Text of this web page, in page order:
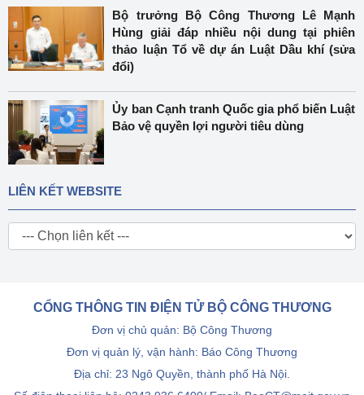
Bộ trưởng Bộ Công Thương Lê Mạnh
Hùng giải đáp nhiều nội dung tại phiên
thảo luận Tổ về dự án Luật Dầu khí (sửa
đổi)
Ủy ban Cạnh tranh Quốc gia phổ biến Luật
Bảo vệ quyền lợi người tiêu dùng
LIÊN KẾT WEBSITE
CỔNG THÔNG TIN ĐIỆN TỬ BỘ CÔNG THƯƠNG
Đơn vị chủ quản: Bộ Công Thương
Đơn vị quản lý, vận hành: Báo Công Thương
Địa chỉ: 23 Ngô Quyền, thành phố Hà Nội.